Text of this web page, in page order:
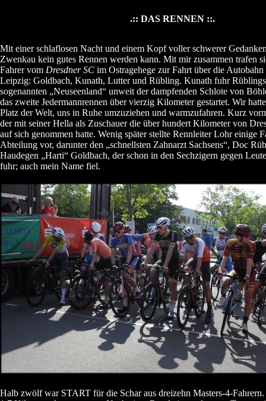
.:: DAS RENNEN ::.
Mit einer schlaflosen Nacht und einem Kopf voller schwerer
Zwenkau kein gutes Rennen werden kann. Mit mir zusammen trafen
Fahrer vom Dresdner SC im Ostragehege zur Fahrt über die
Leipzig: Goldbach, Kunath, Lutter und Rübling. Kunath fuhr
sogenannten „Neuseenland“ unweit der dampfenden Schlote von
das zweite Jedermannrennen über vierzig Kilometer gestartet. Wir
Platz der Welt, uns in Ruhe umzuziehen und warmzufahren. Kurz
der mit seiner Hella als Zuschauer die über hundert Kilometer von
auf sich genommen hatte. Wenig später stellte Rennleiter Lohr einige
Abteilung vor, darunter den „schnellsten Zahnarzt Sachsens“, Doc
Haudegen „Harti“ Goldbach, der schon in den Sechzigern gegen
fuhr; auch mein Name fiel.
Halb zwölf war START für die Schar aus dreizehn Masters-4-